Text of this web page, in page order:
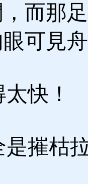
而那
可見
快！
摧枯